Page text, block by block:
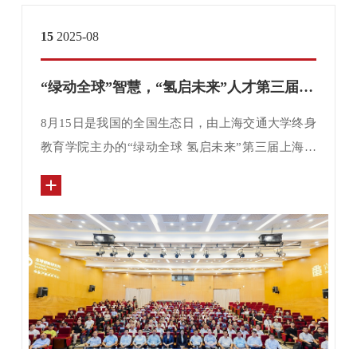
15 2025-08
“绿动全球”智慧，“氢启未来”人才第三届上海交通大学绿氢产融发展论坛成功举办
8月15日是我国的全国生态日，由上海交通大学终身
教育学院主办的“绿动全球 氢启未来”第三届上海交
行。